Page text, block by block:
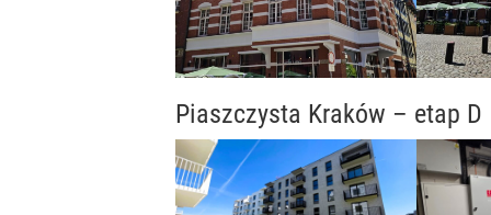
Piaszczysta Kraków – etap D